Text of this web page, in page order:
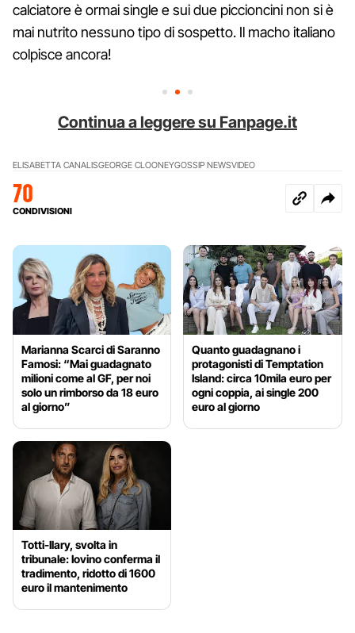
calciatore è ormai single e sui due piccioncini non si è
mai nutrito nessuno tipo di sospetto. Il macho italiano
colpisce ancora!
Continua a leggere su Fanpage.it
ELISABETTA CANALISGEORGE CLOONEYGOSSIP NEWSVIDEO
70
CONDIVISIONI
Marianna Scarci di Saranno
Famosi: “Mai guadagnato
milioni come al GF, per noi
solo un rimborso da 18 euro
al giorno”
Quanto guadagnano i
protagonisti di Temptation
Island: circa 10mila euro per
ogni coppia, ai single 200
euro al giorno
Totti-Ilary, svolta in
tribunale: Iovino conferma il
tradimento, ridotto di 1600
euro il mantenimento